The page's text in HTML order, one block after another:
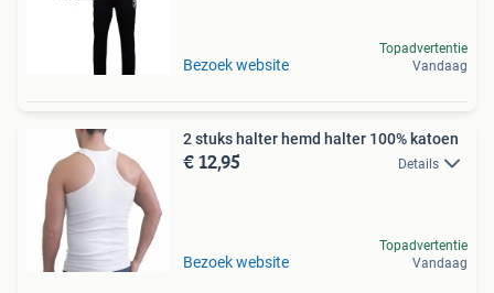
Bezoek website
Topadvertentie
Vandaag
2 stuks halter hemd halter 100% katoen
€ 12,95 Details
Bezoek website
Topadvertentie
Vandaag